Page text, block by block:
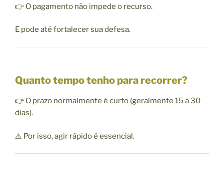
👉 O pagamento não impede o recurso.
E pode até fortalecer sua defesa.
Quanto tempo tenho para recorrer?
👉 O prazo normalmente é curto (geralmente 15 a 30
dias).
⚠️ Por isso, agir rápido é essencial.